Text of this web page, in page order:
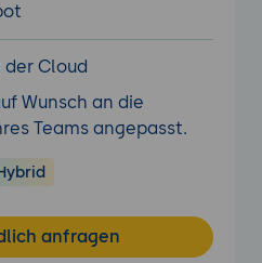
der Cloud
Wunsch an die
Teams angepasst.
anfragen